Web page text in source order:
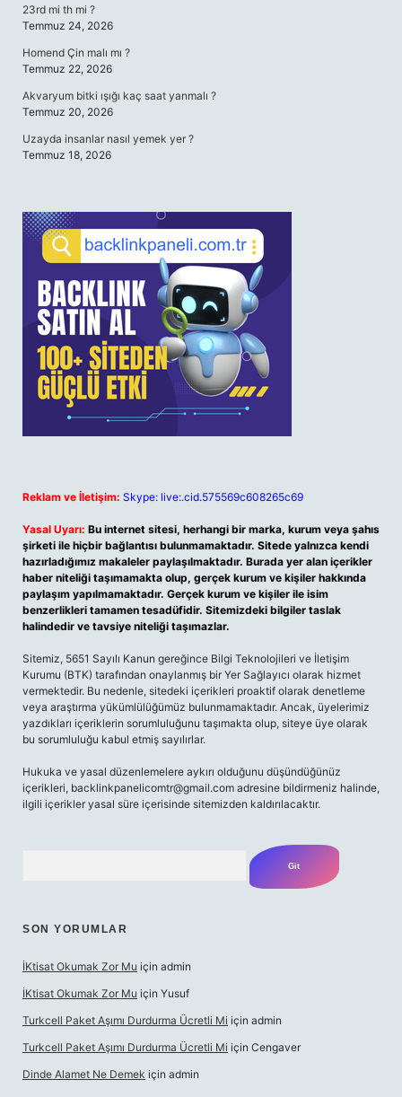
23rd mi th mi ?
Temmuz 24, 2026
Homend Çin malı mı ?
Temmuz 22, 2026
Akvaryum bitki ışığı kaç saat yanmalı ?
Temmuz 20, 2026
Uzayda insanlar nasıl yemek yer ?
Temmuz 18, 2026
Reklam ve İletişim: Skype: live:.cid.575569c608265c69
Yasal Uyarı: Bu internet sitesi, herhangi bir marka, kurum veya şahıs
şirketi ile hiçbir bağlantısı bulunmamaktadır. Sitede yalnızca kendi
hazırladığımız makaleler paylaşılmaktadır. Burada yer alan içerikler
haber niteliği taşımamakta olup, gerçek kurum ve kişiler hakkında
paylaşım yapılmamaktadır. Gerçek kurum ve kişiler ile isim
benzerlikleri tamamen tesadüfidir. Sitemizdeki bilgiler taslak
halindedir ve tavsiye niteliği taşımazlar.
Sitemiz, 5651 Sayılı Kanun gereğince Bilgi Teknolojileri ve İletişim
Kurumu (BTK) tarafından onaylanmış bir Yer Sağlayıcı olarak hizmet
vermektedir. Bu nedenle, sitedeki içerikleri proaktif olarak denetleme
veya araştırma yükümlülüğümüz bulunmamaktadır. Ancak, üyelerimiz
yazdıkları içeriklerin sorumluluğunu taşımakta olup, siteye üye olarak
bu sorumluluğu kabul etmiş sayılırlar.
Hukuka ve yasal düzenlemelere aykırı olduğunu düşündüğünüz
içerikleri, backlinkpanelicomtr@gmail.com adresine bildirmeniz halinde,
ilgili içerikler yasal süre içerisinde sitemizden kaldırılacaktır.
SON YORUMLAR
İKtisat Okumak Zor Mu için admin
İKtisat Okumak Zor Mu için Yusuf
Turkcell Paket Aşımı Durdurma Ücretli Mi için admin
Turkcell Paket Aşımı Durdurma Ücretli Mi için Cengaver
Dinde Alamet Ne Demek için admin